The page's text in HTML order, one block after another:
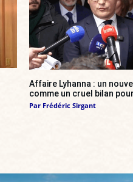
Affaire Lyhanna : un
comme un cruel bilan
Par Frédéric Sirgant